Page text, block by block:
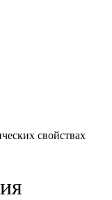
свойствах